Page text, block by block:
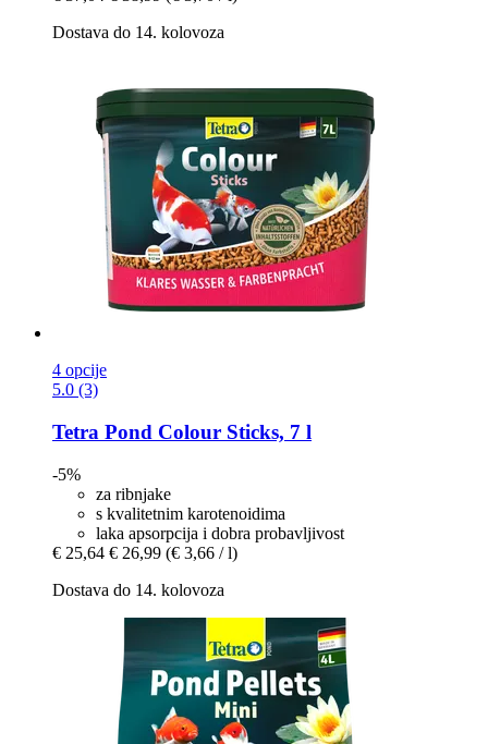
Dostava do 14. kolovoza
4 opcije
5.0 (3)
Tetra Pond Colour Sticks, 7 l
-5%
za ribnjake
s kvalitetnim karotenoidima
laka apsorpcija i dobra probavljivost
€ 25,64 € 26,99 (€ 3,66 / l)
Dostava do 14. kolovoza